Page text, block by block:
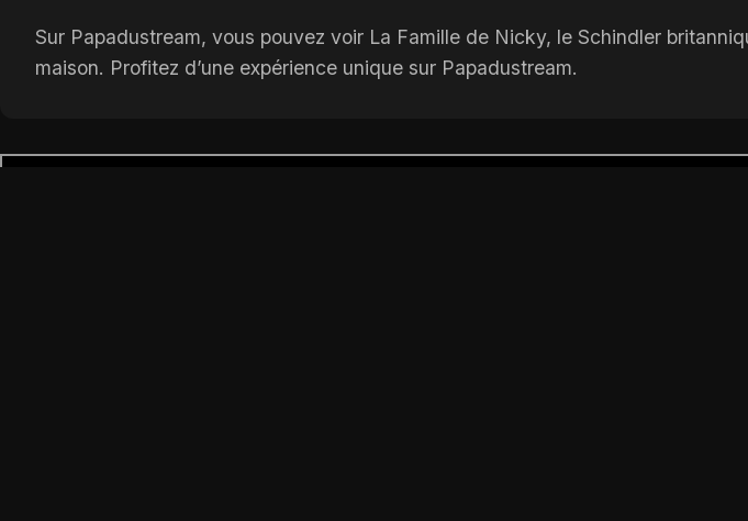
Sur Papadustream, vous pouvez voir La Famille de Nicky, le Schindler
maison. Profitez d’une expérience unique sur Papadustream.